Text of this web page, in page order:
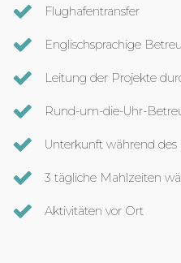
Flughafentransfer
Englischsprachige
Leitung der Projekte
Rund-um-die-Uhr-
Unterkunft während des
3 tägliche Mahlzeiten
Aktivitäten vor Ort